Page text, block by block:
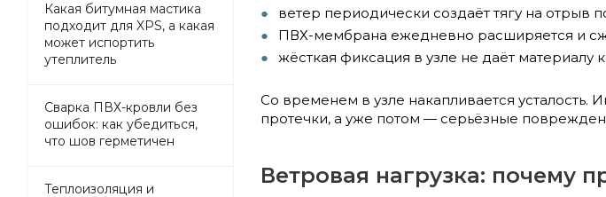
ветер периодически создаёт тягу на отрыв
ПВХ-мембрана ежедневно расширяется и
жёсткая фиксация в узле не даёт материалу
Со временем в узле накапливается
протечки, а уже потом — серьёзные
Ветровая нагрузка: почему
Какая битумная мастика
подходит для XPS, а какая
может испортить
утеплитель
Сварка ПВХ-кровли без
ошибок: как убедиться,
что шов герметичен
Теплоизоляция и